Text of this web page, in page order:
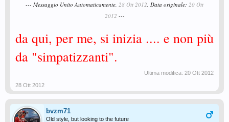
--- Messaggio Unito Automaticamente, 28 Ott 2012, Data originale: 20 Ott
2012 ---
da qui, per me, si inizia .... e non più
da "simpatizzanti".
Ultima modifica: 20 Ott 2012
28 Ott 2012
bvzm71
Old style, but looking to the future